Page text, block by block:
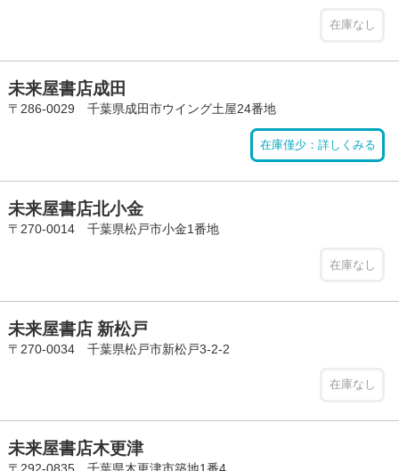
在庫なし
未来屋書店成田
〒286-0029 千葉県成田市ウイング土屋24番地
在庫僅少：詳しくみる
未来屋書店北小金
〒270-0014 千葉県松戸市小金1番地
在庫なし
未来屋書店 新松戸
〒270-0034 千葉県松戸市新松戸3-2-2
在庫なし
未来屋書店木更津